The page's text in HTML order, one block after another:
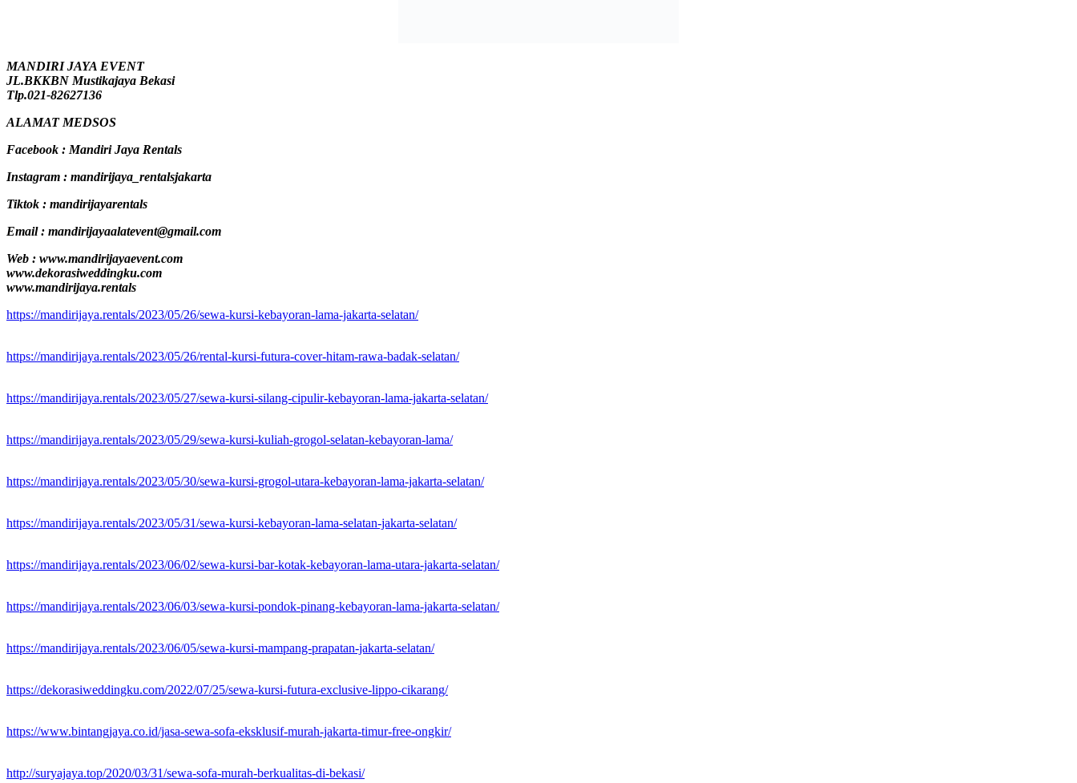
MANDIRI JAYA EVENT
JL.BKKBN Mustikajaya Bekasi
Tlp.021-82627136
ALAMAT MEDSOS
Facebook : Mandiri Jaya Rentals
Instagram : mandirijaya_rentalsjakarta
Tiktok : mandirijayarentals
Email : mandirijayaalatevent@gmail.com
Web : www.mandirijayaevent.com
www.dekorasiweddingku.com
www.mandirijaya.rentals
https://mandirijaya.rentals/2023/05/26/sewa-kursi-kebayoran-lama-jakarta-selatan/
https://mandirijaya.rentals/2023/05/26/rental-kursi-futura-cover-hitam-rawa-badak-selatan/
https://mandirijaya.rentals/2023/05/27/sewa-kursi-silang-cipulir-kebayoran-lama-jakarta-selatan/
https://mandirijaya.rentals/2023/05/29/sewa-kursi-kuliah-grogol-selatan-kebayoran-lama/
https://mandirijaya.rentals/2023/05/30/sewa-kursi-grogol-utara-kebayoran-lama-jakarta-selatan/
https://mandirijaya.rentals/2023/05/31/sewa-kursi-kebayoran-lama-selatan-jakarta-selatan/
https://mandirijaya.rentals/2023/06/02/sewa-kursi-bar-kotak-kebayoran-lama-utara-jakarta-selatan/
https://mandirijaya.rentals/2023/06/03/sewa-kursi-pondok-pinang-kebayoran-lama-jakarta-selatan/
https://mandirijaya.rentals/2023/06/05/sewa-kursi-mampang-prapatan-jakarta-selatan/
https://dekorasiweddingku.com/2022/07/25/sewa-kursi-futura-exclusive-lippo-cikarang/
https://www.bintangjaya.co.id/jasa-sewa-sofa-eksklusif-murah-jakarta-timur-free-ongkir/
http://suryajaya.top/2020/03/31/sewa-sofa-murah-berkualitas-di-bekasi/